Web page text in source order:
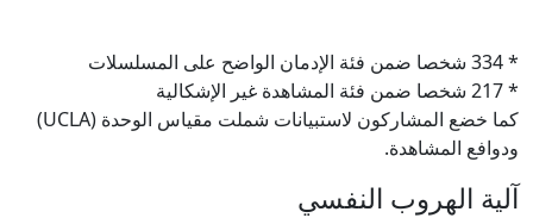
* 334 شخصا ضمن فئة الإدمان الواضح على المسلسلات
* 217 شخصا ضمن فئة المشاهدة غير الإشكالية
كما خضع المشاركون لاستبيانات شملت مقياس الوحدة (UCLA)
ودوافع المشاهدة.
آلية الهروب النفسي